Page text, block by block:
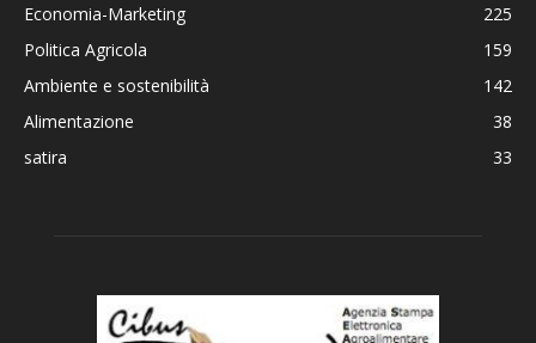
Economia-Marketing
225
Politica Agricola
159
Ambiente e sostenibilità
142
Alimentazione
38
satira
33